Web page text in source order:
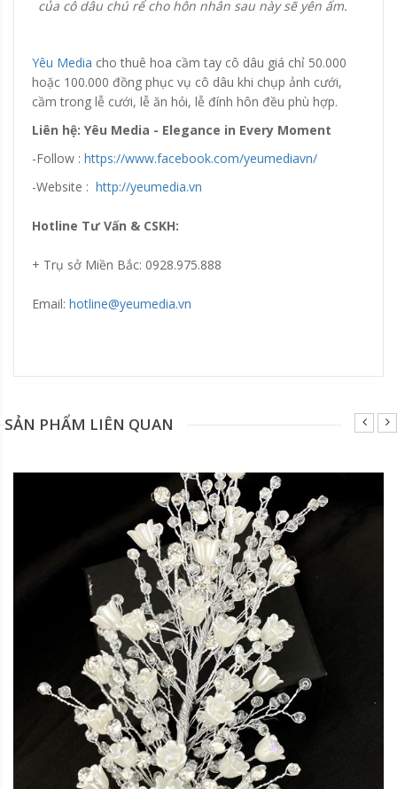
của cô dâu chú rể cho hôn nhân sau này sẽ yên ấm.
Yêu Media cho thuê hoa cầm tay cô dâu giá chỉ 50.000
hoặc 100.000 đồng phục vụ cô dâu khi chụp ảnh cưới,
cầm trong lễ cưới, lễ ăn hỏi, lễ đính hôn đều phù hợp.
Liên hệ: Yêu Media - Elegance in Every Moment
-Follow : https://www.facebook.com/yeumediavn/
-Website : http://yeumedia.vn
Hotline Tư Vấn & CSKH:
+ Trụ sở Miền Bắc: 0928.975.888
Email: hotline@yeumedia.vn
SẢN PHẨM LIÊN QUAN